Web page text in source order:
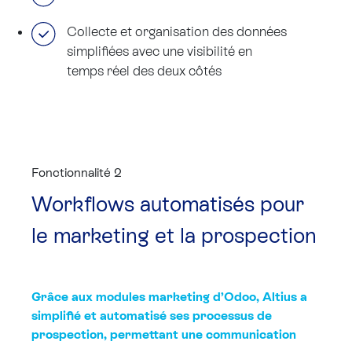
Collecte et organisation des données
simplifiées avec une visibilité en
temps réel des deux côtés
Fonctionnalité 2
Workflows automatisés pour
le marketing et la prospection
Grâce aux modules marketing d’Odoo, Altius a
simplifié et automatisé ses processus de
prospection, permettant une communication